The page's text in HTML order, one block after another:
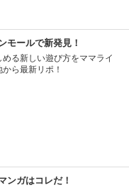
モールで新発見！
る新しい遊び方をママライ
ら最新リポ！
ンガはコレだ！